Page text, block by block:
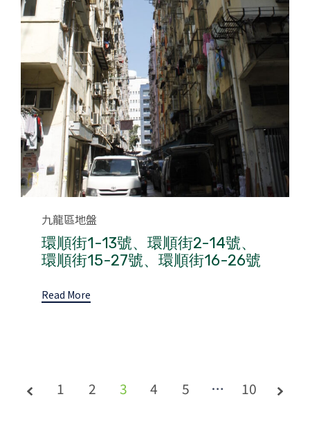
Category
九龍區地盤
環順街1-13號、環順街2-14號、
環順街15-27號、環順街16-26號
Read More
Page
1 2 3 4 5 … 10